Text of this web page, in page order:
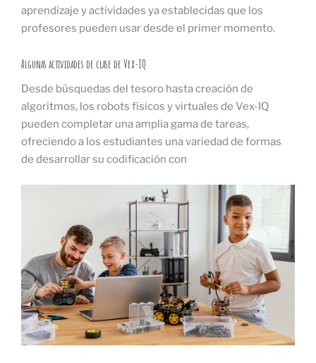
aprendizaje y actividades ya establecidas que los
profesores pueden usar desde el primer momento.
Algunas actividades de clase de Vex-IQ
Desde búsquedas del tesoro hasta creación de
algoritmos, los robots físicos y virtuales de Vex-IQ
pueden completar una amplia gama de tareas,
ofreciendo a los estudiantes una variedad de formas
de desarrollar su codificación con